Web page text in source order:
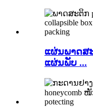
ແຜ່ນພາດສ
ແຜ່ນພັບ ...